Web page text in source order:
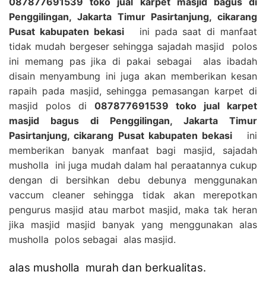
Penggilingan, Jakarta Timur Pasirtanjung, cikarang
Pusat kabupaten bekasiini pada saat di manfaat
tidak mudah bergeser sehingga sajadah masjid polos
ini memang pas jika di pakai sebagai alas ibadah
disain menyambung ini juga akan memberikan kesan
rapaih pada masjid, sehingga pemasangan karpet di
masjid polos di 087877691539 toko jual karpet
masjid bagus di Penggilingan, Jakarta Timur
Pasirtanjung, cikarang Pusat kabupaten bekasi ini
memberikan banyak manfaat bagi masjid, sajadah
musholla ini juga mudah dalam hal peraatannya cukup
dengan di bersihkan debu debunya menggunakan
vaccum cleaner sehingga tidak akan merepotkan
pengurus masjid atau marbot masjid, maka tak heran
jika masjid masjid banyak yang menggunakan alas
musholla polos sebagai alas masjid.
alas musholla murah dan berkualitas.